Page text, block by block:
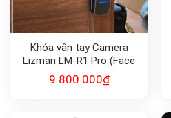
Khóa vân tay Camera
Lizman LM-R1 Pro (Face
ID)
9.800.000₫